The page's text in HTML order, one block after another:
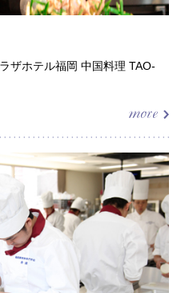
ザホテル福岡 中国料理 TAO-